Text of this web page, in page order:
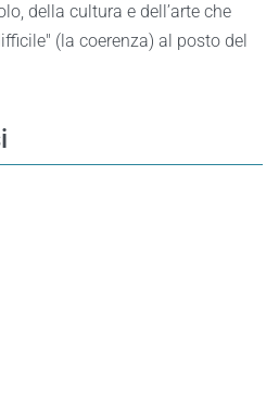
della cultura e dell’arte che
(la coerenza) al posto del